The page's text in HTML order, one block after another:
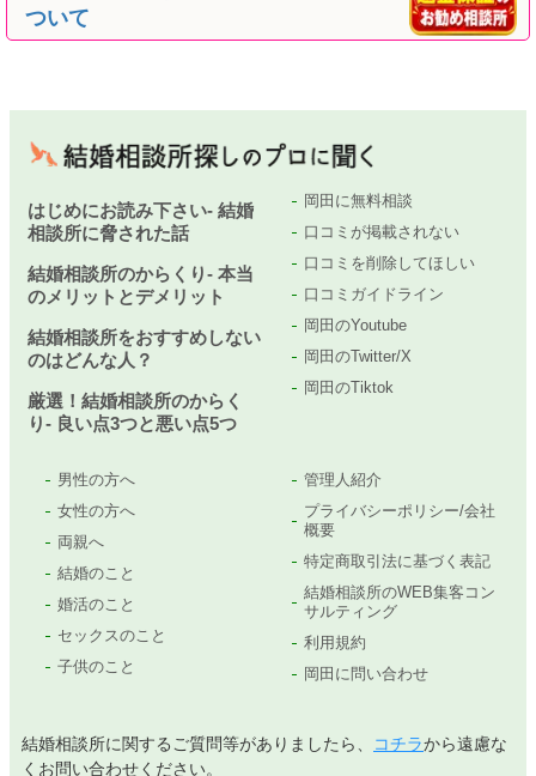
ついて
はじめにお読み下さい- 結婚
相談所に脅された話
結婚相談所のからくり- 本当
のメリットとデメリット
結婚相談所をおすすめしない
のはどんな人？
厳選！結婚相談所のからく
り- 良い点3つと悪い点5つ
岡田に無料相談
口コミが掲載されない
口コミを削除してほしい
口コミガイドライン
岡田のYoutube
岡田のTwitter/X
岡田のTiktok
男性の方へ
女性の方へ
両親へ
結婚のこと
婚活のこと
セックスのこと
子供のこと
管理人紹介
プライバシーポリシー/会社
概要
特定商取引法に基づく表記
結婚相談所のWEB集客コン
サルティング
利用規約
岡田に問い合わせ
結婚相談所に関するご質問等がありましたら、 コチラから遠慮な
くお問い合わせください。